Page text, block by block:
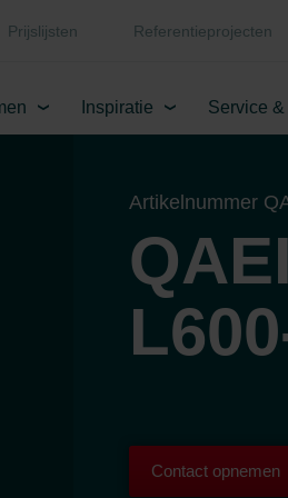
Prijslijsten Referentieprojecten
Inspiratie Service
Artikelnummer
Contact opnemen